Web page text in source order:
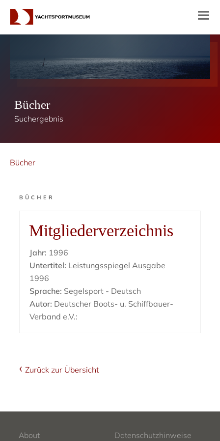
Bücher
Suchergebnis
Bücher
BÜCHER
Mitgliederverzeichnis
Jahr: 1996
Untertitel: Leistungsspiegel Ausgabe
1996
Sprache: Segelsport - Deutsch
Autor: Deutscher Boots- u. Schiffbauer-
Verband e.V.:
Zurück zur Übersicht
About Datenschutzhinweise